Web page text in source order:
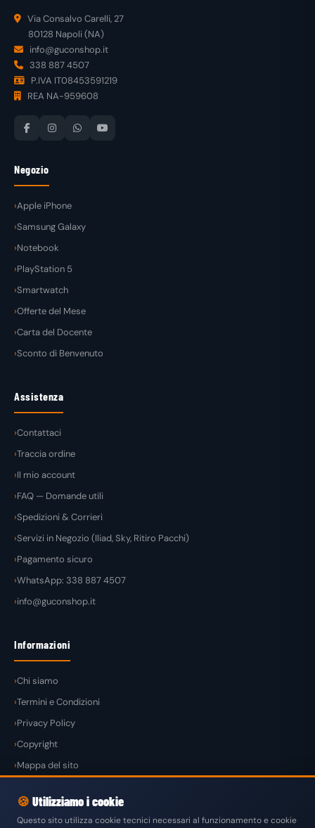
Via Consalvo Carelli, 27
80128 Napoli (NA)
info@guconshop.it
338 887 4507
P.IVA IT08453591219
REA NA-959608
Negozio
Apple iPhone
Samsung Galaxy
Notebook
PlayStation 5
Smartwatch
Offerte del Mese
Carta del Docente
Sconto di Benvenuto
Assistenza
Contattaci
Traccia ordine
Il mio account
FAQ — Domande utili
Spedizioni & Corrieri
Servizi in Negozio (Iliad, Sky, Ritiro Pacchi)
Pagamento sicuro
WhatsApp: 338 887 4507
info@guconshop.it
Informazioni
Chi siamo
Termini e Condizioni
Privacy Policy
Copyright
Mappa del sito
🍪 Utilizziamo i cookie
Questo sito utilizza cookie tecnici necessari al funzionamento e cookie